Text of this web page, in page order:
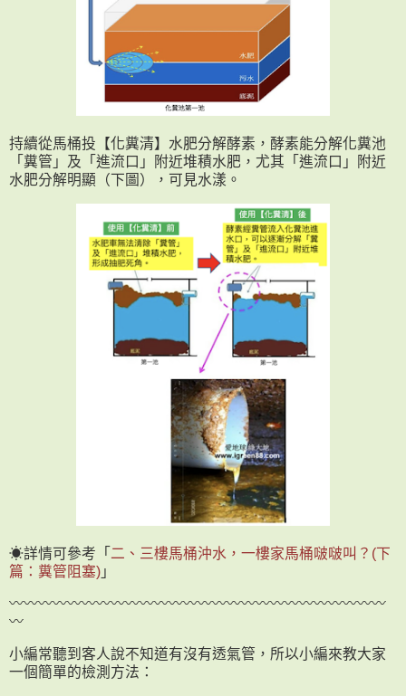
持續從馬桶投【化糞清】水肥分解酵素，酵素能分解化糞池
「糞管」及「進流口」附近堆積水肥，尤其「進流口」附近
水肥分解明顯（下圖），可見水漾。
☀詳情可參考「 二、三樓馬桶沖水，一樓家馬桶啵啵叫？(下
篇：糞管阻塞) 」
〰〰〰〰〰〰〰〰〰〰〰〰〰〰〰〰〰〰〰〰〰〰〰〰〰〰
〰
小編常聽到客人說不知道有沒有透氣管，所以小編來教大家
一個簡單的檢測方法：